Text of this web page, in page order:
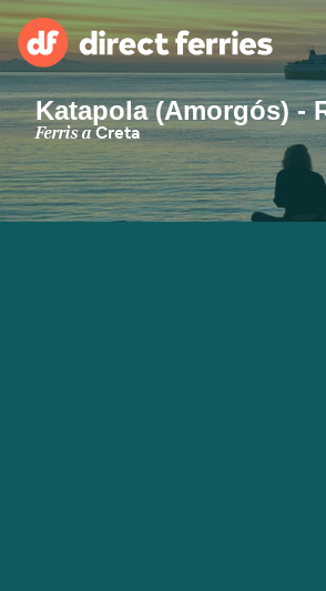
Països
Bitllets de Ferry
Katapola (Amorgós) -
Ferris aCreta